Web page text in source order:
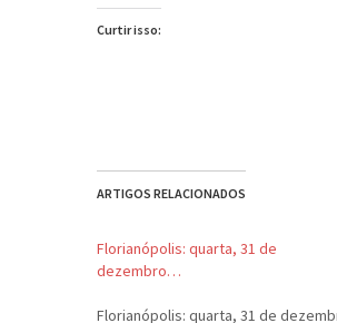
Curtir isso:
ARTIGOS RELACIONADOS
Florianópolis: quarta, 31 de
dezembro…
Florianópolis: quarta, 31 de